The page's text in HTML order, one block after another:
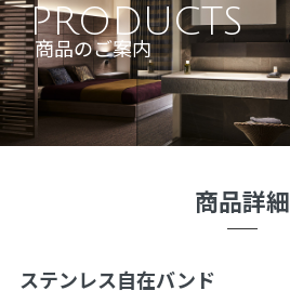
PRODUCTS
商品のご案内
商品詳細
ステンレス自在バンド